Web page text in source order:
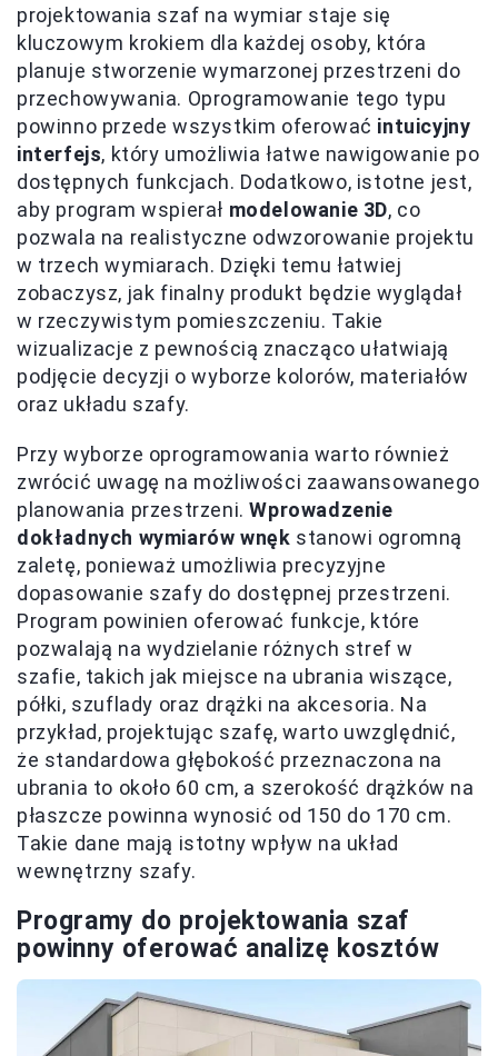
projektowania szaf na wymiar staje się
kluczowym krokiem dla każdej osoby, która
planuje stworzenie wymarzonej przestrzeni do
przechowywania. Oprogramowanie tego typu
powinno przede wszystkim oferować intuicyjny
interfejs, który umożliwia łatwe nawigowanie po
dostępnych funkcjach. Dodatkowo, istotne jest,
aby program wspierał modelowanie 3D, co
pozwala na realistyczne odwzorowanie projektu
w trzech wymiarach. Dzięki temu łatwiej
zobaczysz, jak finalny produkt będzie wyglądał
w rzeczywistym pomieszczeniu. Takie
wizualizacje z pewnością znacząco ułatwiają
podjęcie decyzji o wyborze kolorów, materiałów
oraz układu szafy.
Przy wyborze oprogramowania warto również
zwrócić uwagę na możliwości zaawansowanego
planowania przestrzeni.Wprowadzenie
dokładnych wymiarów wnęk stanowi ogromną
zaletę, ponieważ umożliwia precyzyjne
dopasowanie szafy do dostępnej przestrzeni.
Program powinien oferować funkcje, które
pozwalają na wydzielanie różnych stref w
szafie, takich jak miejsce na ubrania wiszące,
półki, szuflady oraz drążki na akcesoria. Na
przykład, projektując szafę, warto uwzględnić,
że standardowa głębokość przeznaczona na
ubrania to około 60 cm, a szerokość drążków na
płaszcze powinna wynosić od 150 do 170 cm.
Takie dane mają istotny wpływ na układ
wewnętrzny szafy.
Programy do projektowania szaf
powinny oferować analizę kosztów